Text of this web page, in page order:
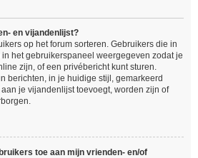
en vijandenlijst?
op het forum sorteren. Gebruikers die in
het gebruikerspaneel weergegeven zodat je
zijn, of een privébericht kunt sturen.
berichten, in je huidige stijl, gemarkeerd
je vijandenlijst toevoegt, worden zijn of
toe aan mijn vrienden- en/of